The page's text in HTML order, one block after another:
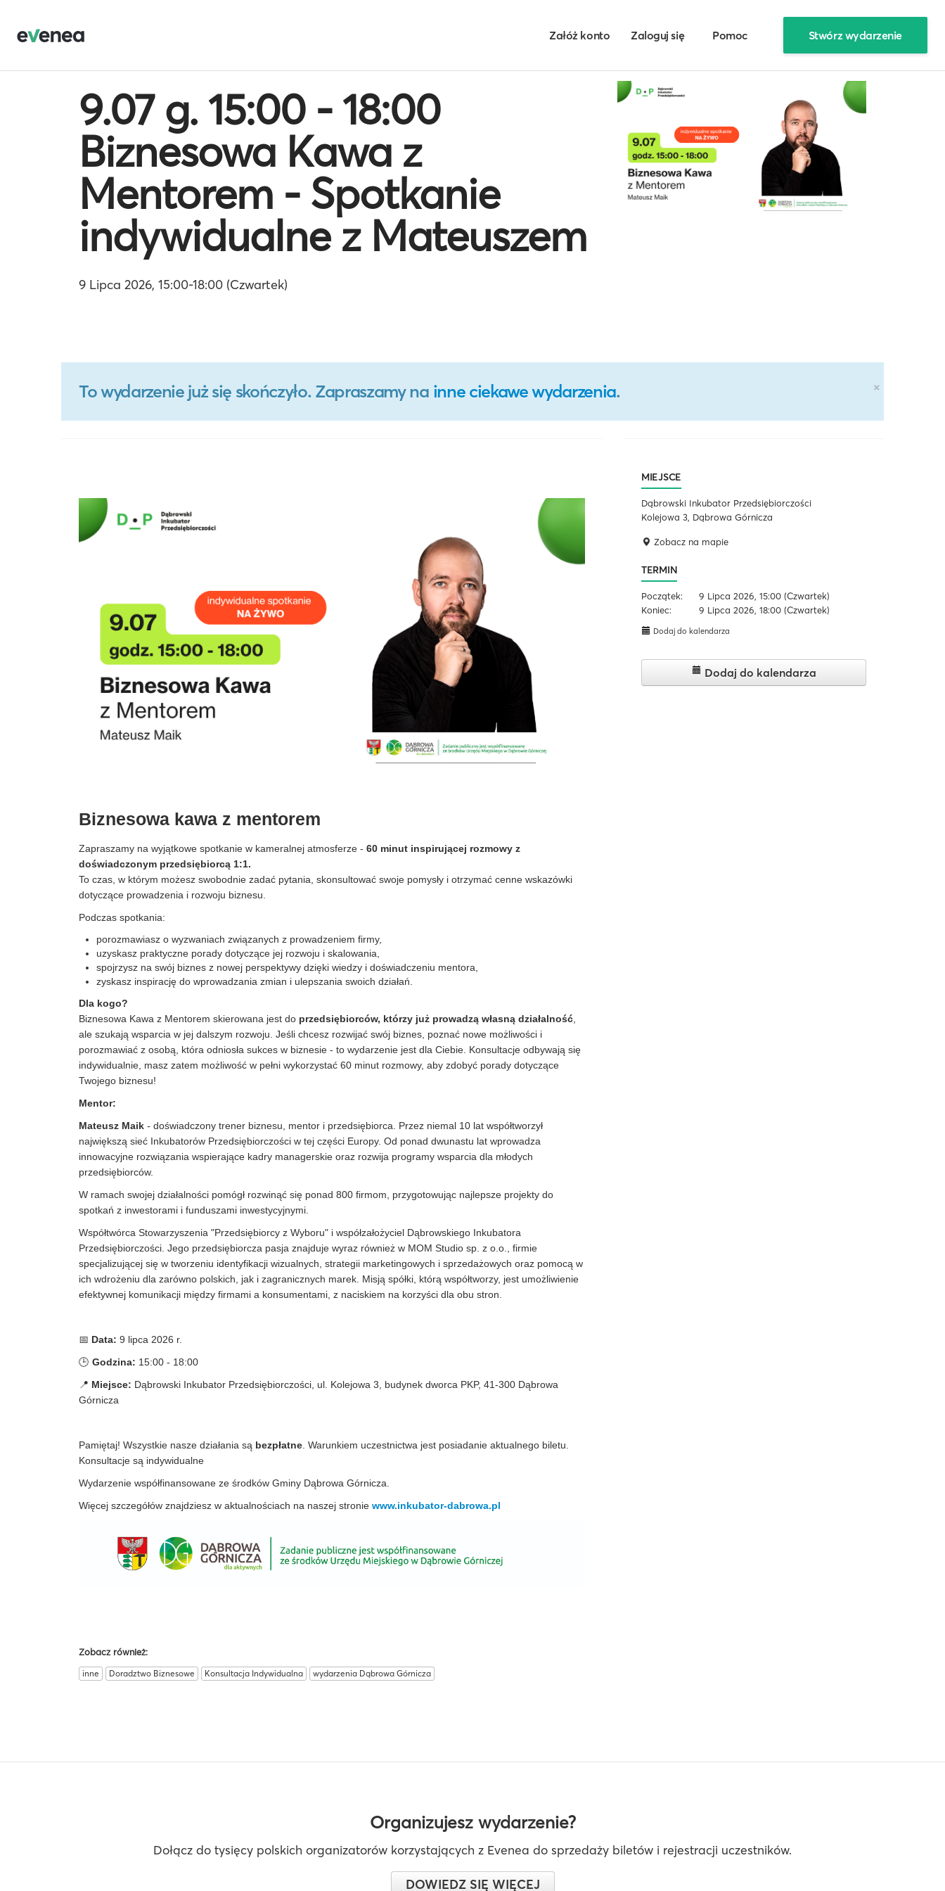
Załóż konto Zaloguj się Pomoc Stwórz wydarzenie
9.07 g. 15:00 - 18:00
Biznesowa Kawa z
Mentorem - Spotkanie
indywidualne z Mateuszem
9 Lipca 2026, 15:00-18:00 (Czwartek)
×
To wydarzenie już się skończyło. Zapraszamy na inne ciekawe wydarzenia.
Biznesowa kawa z mentorem
Zapraszamy na wyjątkowe spotkanie w kameralnej atmosferze - 60 minut inspirującej rozmowy z
doświadczonym przedsiębiorcą 1:1.
To czas, w którym możesz swobodnie zadać pytania, skonsultować swoje pomysły i otrzymać cenne wskazówki
dotyczące prowadzenia i rozwoju biznesu.
Podczas spotkania:
porozmawiasz o wyzwaniach związanych z prowadzeniem firmy,
uzyskasz praktyczne porady dotyczące jej rozwoju i skalowania,
spojrzysz na swój biznes z nowej perspektywy dzięki wiedzy i doświadczeniu mentora,
zyskasz inspirację do wprowadzania zmian i ulepszania swoich działań.
Dla kogo?
Biznesowa Kawa z Mentorem skierowana jest do przedsiębiorców, którzy już prowadzą własną działalność
ale szukają wsparcia w jej dalszym rozwoju. Jeśli chcesz rozwijać swój biznes, poznać nowe możliwości i
porozmawiać z osobą, która odniosła sukces w biznesie - to wydarzenie jest dla Ciebie. Konsultacje odbywają się
indywidualnie, masz zatem możliwość w pełni wykorzystać 60 minut rozmowy, aby zdobyć porady dotyczące
Twojego biznesu!
Mentor:
Mateusz Maik - doświadczony trener biznesu, mentor i przedsiębiorca. Przez niemal 10 lat współtworzył
największą sieć Inkubatorów Przedsiębiorczości w tej części Europy. Od ponad dwunastu lat wprowadza
innowacyjne rozwiązania wspierające kadry managerskie oraz rozwija programy wsparcia dla młodych
przedsiębiorców.
W ramach swojej działalności pomógł rozwinąć się ponad 800 firmom, przygotowując najlepsze projekty do
spotkań z inwestorami i funduszami inwestycyjnymi.
Współtwórca Stowarzyszenia "Przedsiębiorcy z Wyboru" i współzałożyciel Dąbrowskiego Inkubatora
Przedsiębiorczości. Jego przedsiębiorcza pasja znajduje wyraz również w MOM Studio sp. z o.o., firmie
specjalizującej się w tworzeniu identyfikacji wizualnych, strategii marketingowych i sprzedażowych oraz pomocą w
ich wdrożeniu dla zarówno polskich, jak i zagranicznych marek. Misją spółki, którą współtworzy, jest umożliwienie
efektywnej komunikacji między firmami a konsumentami, z naciskiem na korzyści dla obu stron.
📅 Data: 9 lipca 2026 r.
🕒 Godzina: 15:00 - 18:00
📍 Miejsce: Dąbrowski Inkubator Przedsiębiorczości, ul. Kolejowa 3, budynek dworca PKP, 41‑300 Dąbrowa
Górnicza
Pamiętaj! Wszystkie nasze działania są bezpłatne . Warunkiem uczestnictwa jest posiadanie aktualnego biletu.
Konsultacje są indywidualne
Wydarzenie współfinansowane ze środków Gminy Dąbrowa Górnicza.
Więcej szczegółów znajdziesz w aktualnościach na naszej stronie www.inkubator-dabrowa.pl
Zobacz również:
inne Doradztwo Biznesowe Konsultacja Indywidualna wydarzenia Dąbrowa Górnicza
MIEJSCE
Dąbrowski Inkubator Przedsiębiorczości
Kolejowa 3, Dąbrowa Górnicza
Zobacz na mapie
TERMIN
Początek: 9 Lipca 2026, 15:00 (Czwartek)
Koniec:
9 Lipca 2026, 18:00 (Czwartek)
Dodaj do kalendarza
Dodaj do kalendarza
Organizujesz wydarzenie?
Dołącz do tysięcy polskich organizatorów korzystających z Evenea do sprzedaży biletów i rejestracji uczestników.
DOWIEDZ SIĘ WIĘCEJ